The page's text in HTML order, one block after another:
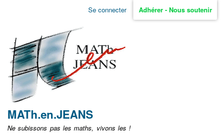
Aller
non
identifié
Se connecter Adhérer - Nous soutenir
MATh.en.JEANS
Ne subissons pas les maths, vivons les !